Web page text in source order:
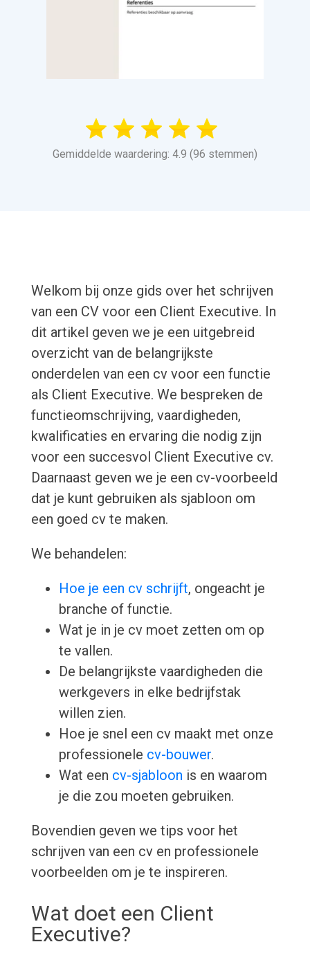
Gemiddelde waardering: 4.9 (96 stemmen)
Welkom bij onze gids over het schrijven
van een CV voor een Client Executive. In
dit artikel geven we je een uitgebreid
overzicht van de belangrijkste
onderdelen van een cv voor een functie
als Client Executive. We bespreken de
functieomschrijving, vaardigheden,
kwalificaties en ervaring die nodig zijn
voor een succesvol Client Executive cv.
Daarnaast geven we je een cv-voorbeeld
dat je kunt gebruiken als sjabloon om
een goed cv te maken.
We behandelen:
Hoe je een cv schrijft, ongeacht je
branche of functie.
Wat je in je cv moet zetten om op
te vallen.
De belangrijkste vaardigheden die
werkgevers in elke bedrijfstak
willen zien.
Hoe je snel een cv maakt met onze
professionele cv-bouwer.
Wat een cv-sjabloon is en waarom
je die zou moeten gebruiken.
Bovendien geven we tips voor het
schrijven van een cv en professionele
voorbeelden om je te inspireren.
Wat doet een Client
Executive?